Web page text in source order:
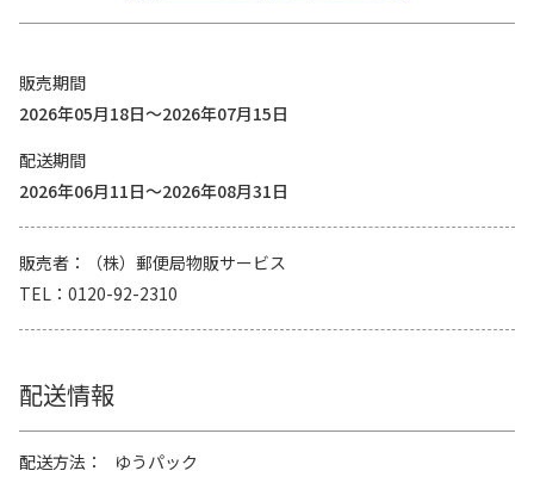
販売期間
2026年05月18日～2026年07月15日
配送期間
2026年06月11日～2026年08月31日
販売者
（株）郵便局物販サービス
TEL
0120-92-2310
配送情報
配送方法
ゆうパック